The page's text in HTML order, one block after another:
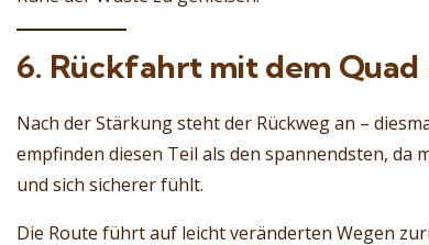
6. Rückfahrt mit dem Quad
Nach der Stärkung steht der Rückweg an –
empfinden diesen Teil als den spannendsten, da
und sich sicherer fühlt.
Die Route führt auf leicht veränderten Wegen